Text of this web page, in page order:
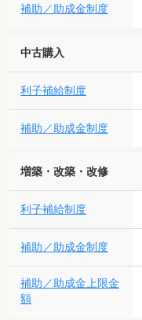
補助／助成金制度
中古購入
利子補給制度
補助／助成金制度
増築・改築・改修
利子補給制度
補助／助成金制度
補助／助成金上限金
額